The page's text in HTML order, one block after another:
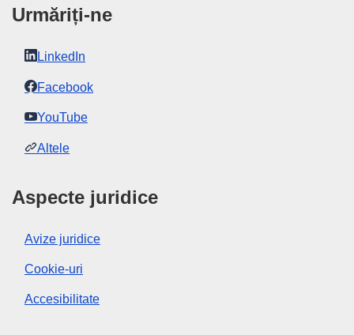
Urmăriți-ne
LinkedIn
Facebook
YouTube
Altele
Aspecte juridice
Avize juridice
Cookie-uri
Accesibilitate